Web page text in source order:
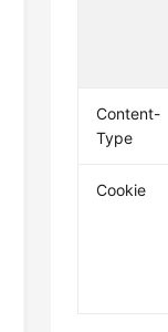
Content-
Type
Cookie